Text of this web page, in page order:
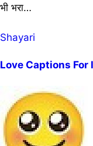
भी भरा…
Shayari
Love Captions